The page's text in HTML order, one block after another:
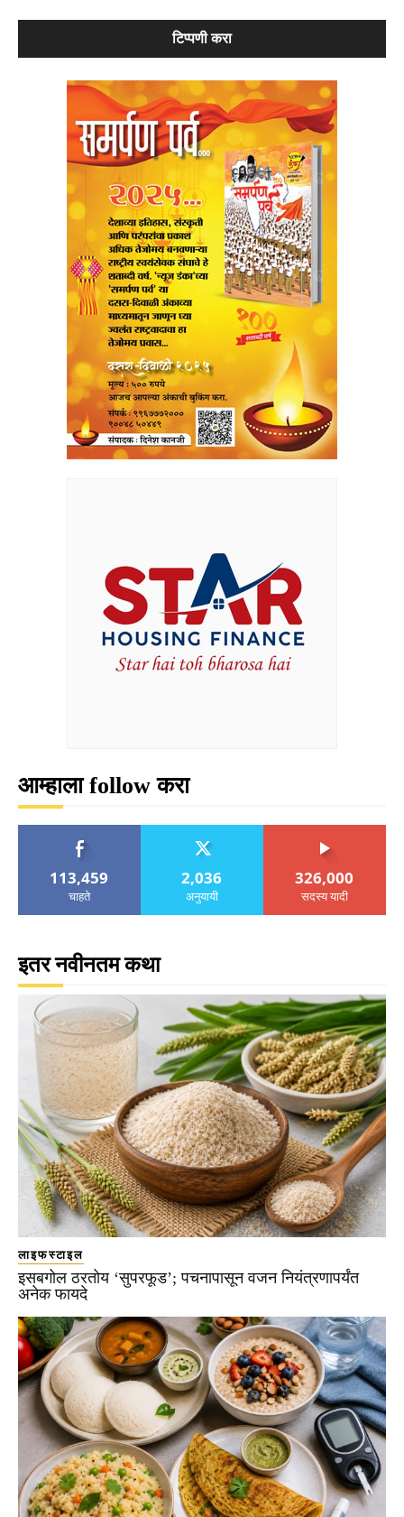
आम्हाला follow करा
113,459
चाहते
2,036
अनुयायी
326,000
सदस्य यादी
इतर नवीनतम कथा
लाइफस्टाइल
इसबगोल ठरतोय ‘सुपरफूड’; पचनापासून वजन नियंत्रणापर्यंत
अनेक फायदे